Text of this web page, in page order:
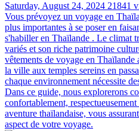
Saturday, August 24, 2024 21841
Vous prévoyez un voyage en
plus importantes à se poser en
s'habiller en Thaïlande . Le climat
variés et son riche patrimoine
vêtements de voyage en Thaïlande
la ville aux temples sereins en
chaque environnement nécessite
Dans ce guide, nous explorerons
confortablement,
aventure thaïlandaise, vous
aspect de votre voyage.